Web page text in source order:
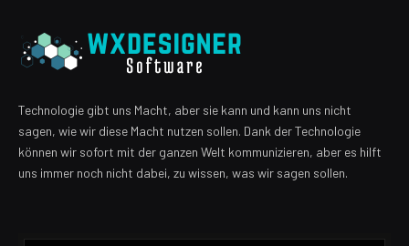
Technologie gibt uns Macht, aber sie kann und kann uns nicht
sagen, wie wir diese Macht nutzen sollen. Dank der Technologie
können wir sofort mit der ganzen Welt kommunizieren, aber es hilft
uns immer noch nicht dabei, zu wissen, was wir sagen sollen.